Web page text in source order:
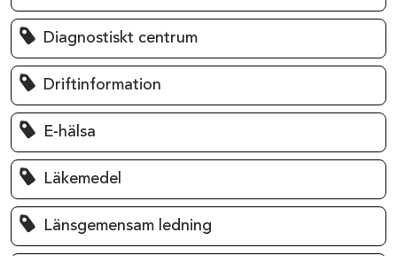
Diagnostiskt centrum
Driftinformation
E-hälsa
Läkemedel
Länsgemensam ledning